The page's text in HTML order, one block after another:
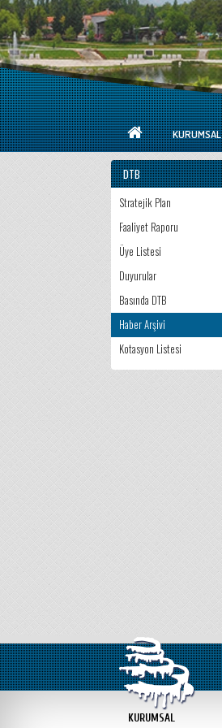
KURUMSAL
DTB
Stratejik Plan
Faaliyet Raporu
Üye Listesi
Duyurular
Basında DTB
Haber Arşivi
Kotasyon Listesi
KURUMSAL